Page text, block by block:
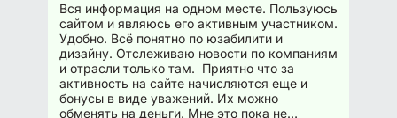
Вся информация на одном месте. Пользуюсь
сайтом и являюсь его активным участником.
Удобно. Всё понятно по юзабилити и
дизайну. Отслеживаю новости по компаниям
и отрасли только там. Приятно что за
активность на сайте начисляются еще и
бонусы в виде уважений. Их можно
обменять на деньги. Мне это пока не